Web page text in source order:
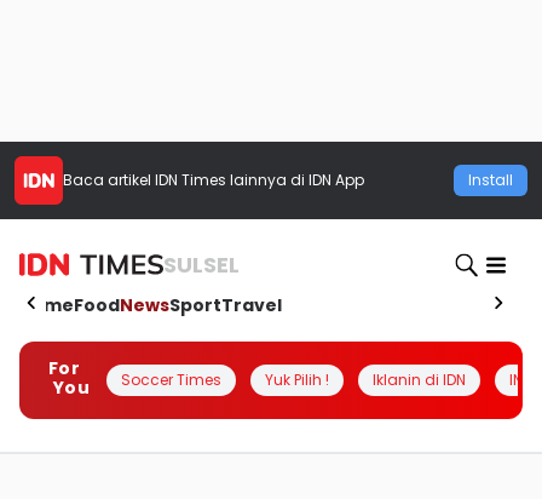
Baca artikel IDN Times lainnya di IDN App Install
SULSEL
HomeFoodNewsSportTravel
For
You
Soccer Times Yuk Pilih ! Iklanin di IDN